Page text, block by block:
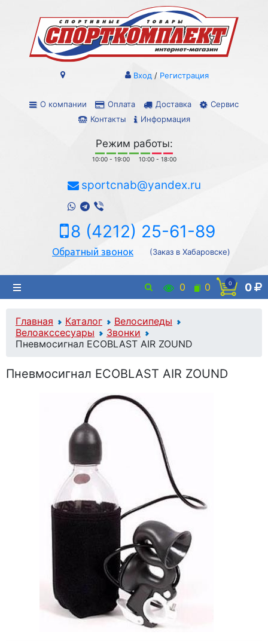
О компании Оплата Доставка
Сервис
Контакты
Информация
Вход / Регистрация
Режим работы:
10:00 - 19:00 10:00 - 18:00
sportcnab@yandex.ru
8 (4212) 25-61-89
Обратный звонок (Заказ в Хабаровске)
0 0 0 0
Главная Каталог
Велосипеды
Велоакссесуары
Звонки
Пневмосигнал ECOBLAST AIR ZOUND
Пневмосигнал ECOBLAST AIR ZOUND